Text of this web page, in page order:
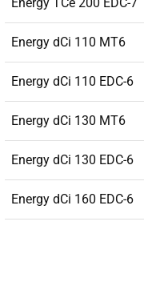
Energy dCi 110 MT6
Energy dCi 110 EDC-6
Energy dCi 130 MT6
Energy dCi 130 EDC-6
Energy dCi 160 EDC-6